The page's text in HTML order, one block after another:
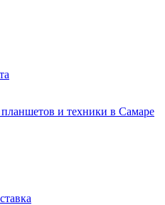
и техники в Самаре